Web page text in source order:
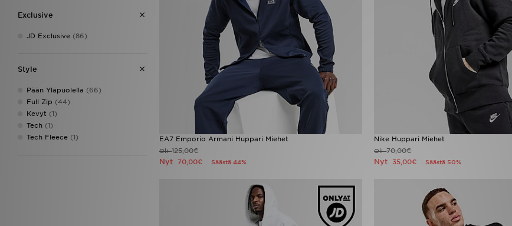
Exclusive
JD Exclusive (86)
Style
Pään Yläpuolella (66)
Full Zip (44)
Kevyt (1)
Tech (1)
Tech Fleece (1) EA7 Emporio Armani Huppari Miehet
Oli125,00€
Nyt 70,00€ Säästä 44%
Nike Huppari Miehet
Oli70,00€
Nyt 35,00€ Säästä 50%